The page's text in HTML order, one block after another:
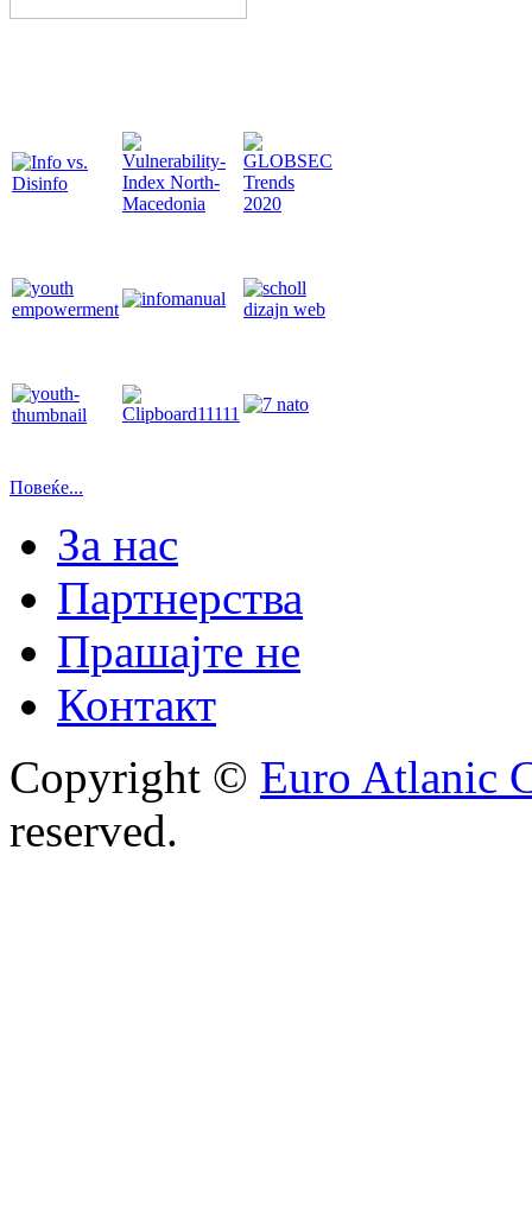
Повеќе...
За нас
Партнерства
Прашајте не
Контакт
Copyright © Euro Atlanic
reserved.